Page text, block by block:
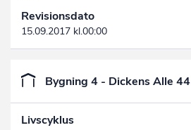
Revisionsdato
15.09.2017 kl.00:00
Bygning 4 - Dickens Alle 44
Livscyklus